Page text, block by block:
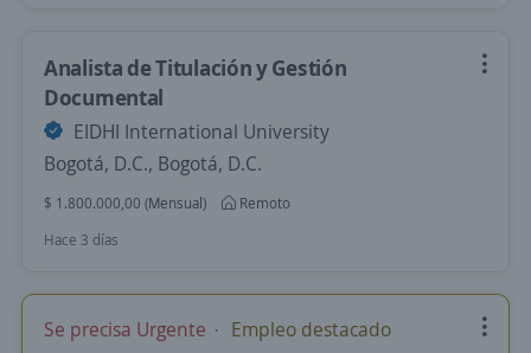
Analista de Titulación y Gestión
Documental
EIDHI International University
Bogotá, D.C., Bogotá, D.C.
$ 1.800.000,00 (Mensual)
Remoto
Hace 3 días
Se precisa Urgente Empleo destacado